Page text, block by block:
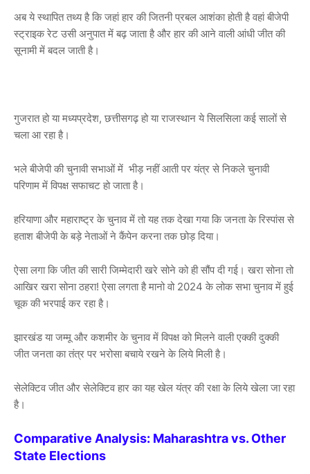
अब ये स्थापित तथ्य है कि जहां हार की जितनी प्रबल आशंका होती है वहां बीजेपी
स्ट्राइक रेट उसी अनुपात में बढ़ जाता है और हार की आने वाली आंधी जीत की
सूनामी में बदल जाती है।
गुजरात हो या मध्यप्रदेश, छत्तीसगढ़ हो या राजस्थान ये सिलसिला कई सालों से
चला आ रहा है।
भले बीजेपी की चुनावी सभाओं में भीड़ नहीं आती पर यंत्र से निकले चुनावी
परिणाम में विपक्ष सफाचट हो जाता है।
हरियाणा और महाराष्ट्र के चुनाव में तो यह तक देखा गया कि जनता के रिस्पांस से
हताश बीजेपी के बड़े नेताओं ने कैंपेन करना तक छोड़ दिया।
ऐसा लगा कि जीत की सारी जिम्मेदारी खरे सोने को ही सौंप दी गई। खरा सोना तो
आखिर खरा सोना ठहरा! ऐसा लगता है मानो वो 2024 के लोक सभा चुनाव में हुई
चूक की भरपाई कर रहा है।
झारखंड या जम्मू और कशमीर के चुनाव में विपक्ष को मिलने वाली एक्की दुक्की
जीत जनता का तंत्र पर भरोसा बचाये रखने के लिये मिली है।
सेलेक्टिव जीत और सेलेक्टिव हार का यह खेल यंत्र की रक्षा के लिये खेला जा रहा
है।
Comparative Analysis: Maharashtra vs. Other
State Elections